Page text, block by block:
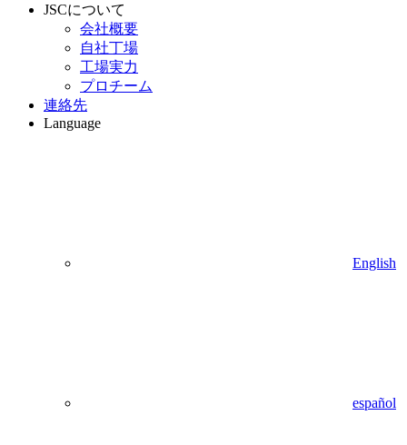
JSCについて
会社概要
自社丁場
工場実力
プロチーム
連絡先
Language
English
español